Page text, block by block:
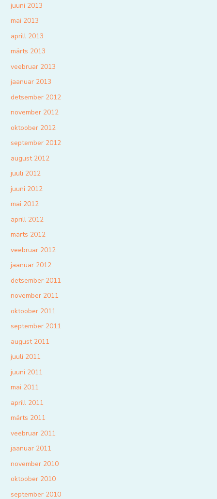
juuni 2013
mai 2013
aprill 2013
märts 2013
veebruar 2013
jaanuar 2013
detsember 2012
november 2012
oktoober 2012
september 2012
august 2012
juuli 2012
juuni 2012
mai 2012
aprill 2012
märts 2012
veebruar 2012
jaanuar 2012
detsember 2011
november 2011
oktoober 2011
september 2011
august 2011
juuli 2011
juuni 2011
mai 2011
aprill 2011
märts 2011
veebruar 2011
jaanuar 2011
november 2010
oktoober 2010
september 2010